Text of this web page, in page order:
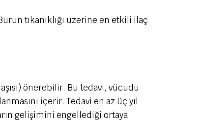
tıkanıklığı üzerine en etkili ilaç
önerebilir. Bu tedavi, vücudu
içerir. Tedavi en az üç yıl
gelişimini engellediği ortaya